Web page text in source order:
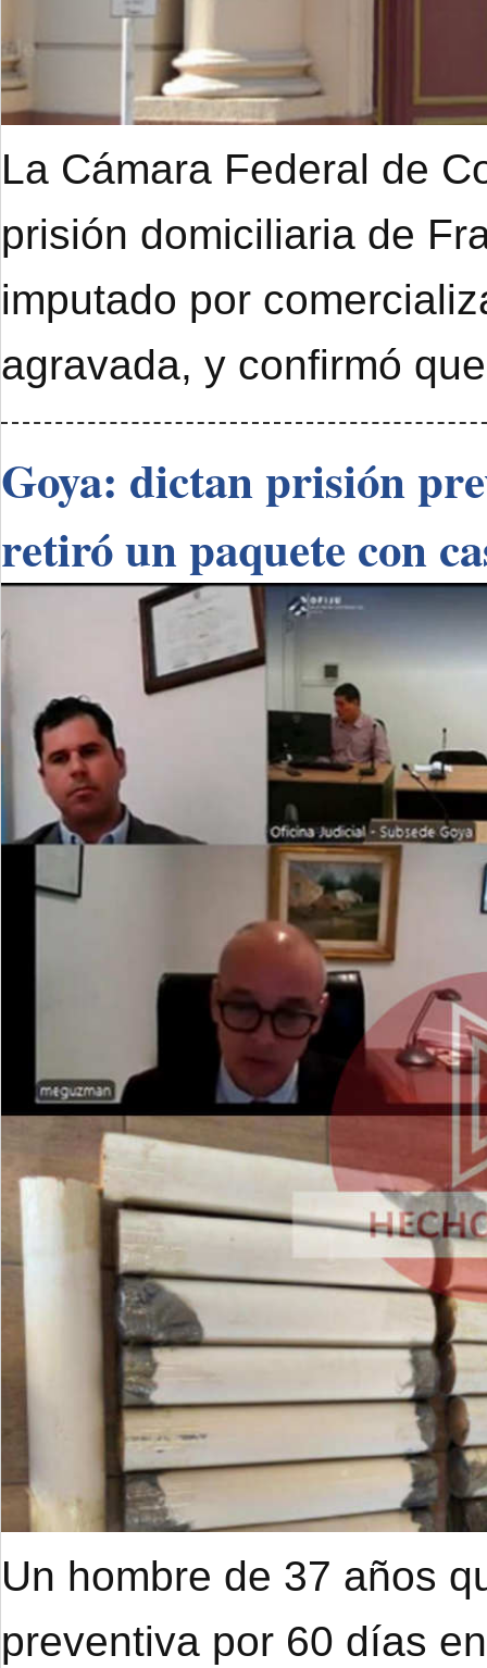
La Cámara Federal de
prisión domiciliaria de
imputado por
agravada, y confirmó
Goya: dictan prisión
retiró un paquete con
Un hombre de 37 años
preventiva por 60 días